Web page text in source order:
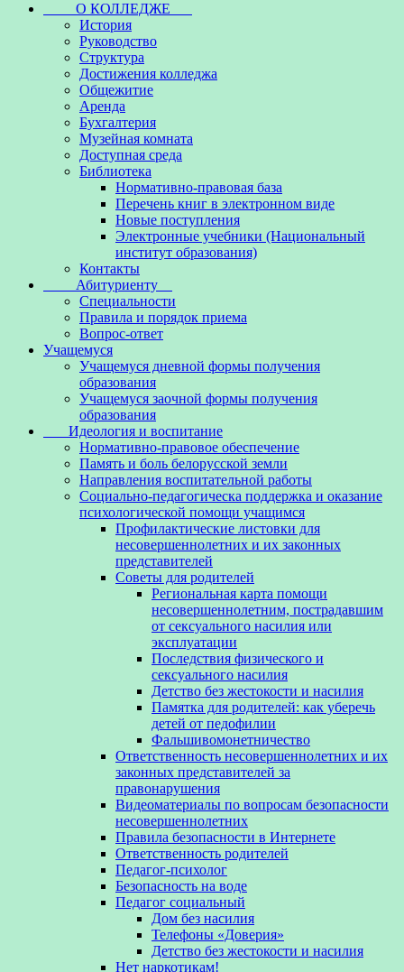
О КОЛЛЕДЖЕ
История
Руководство
Структура
Достижения колледжа
Общежитие
Аренда
Бухгалтерия
Музейная комната
Доступная среда
Библиотека
Нормативно-правовая база
Перечень книг в электронном виде
Новые поступления
Электронные учебники (Национальный
институт образования)
Контакты
Абитуриенту
Специальности
Правила и порядок приема
Вопрос-ответ
Учащемуся
Учащемуся дневной формы получения
образования
Учащемуся заочной формы получения
образования
Идеология и воспитание
Нормативно-правовое обеспечение
Память и боль белорусской земли
Направления воспитательной работы
Социально-педагогическа поддержка и оказание
психологической помощи учащимся
Профилактические листовки для
несовершеннолетних и их законных
представителей
Советы для родителей
Региональная карта помощи
несовершеннолетним, пострадавшим
от сексуального насилия или
эксплуатации
Последствия физического и
сексуального насилия
Детство без жестокости и насилия
Памятка для родителей: как уберечь
детей от педофилии
Фальшивомонетничество
Ответственность несовершеннолетних и их
законных представителей за
правонарушения
Видеоматериалы по вопросам безопасности
несовершеннолетних
Правила безопасности в Интернете
Ответственность родителей
Педагог-психолог
Безопасность на воде
Педагог социальный
Дом без насилия
Телефоны «Доверия»
Детство без жестокости и насилия
Нет наркотикам!